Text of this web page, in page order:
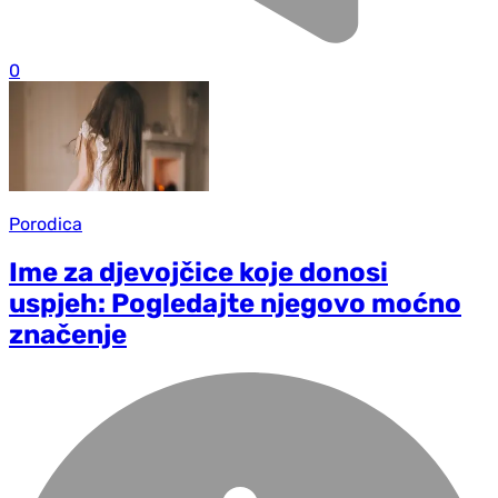
0
Porodica
Ime za djevojčice koje donosi
uspjeh: Pogledajte njegovo moćno
značenje